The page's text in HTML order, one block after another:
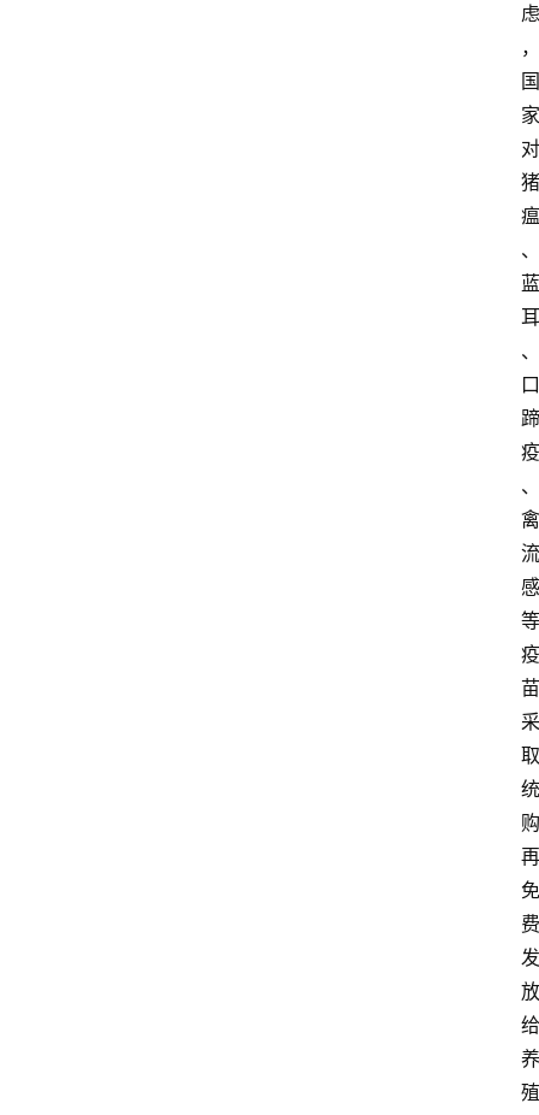
虑
，
国
家
对
猪
瘟
、
蓝
耳
、
口
蹄
疫
、
禽
流
感
等
疫
苗
采
取
统
购
再
免
费
发
放
给
养
殖